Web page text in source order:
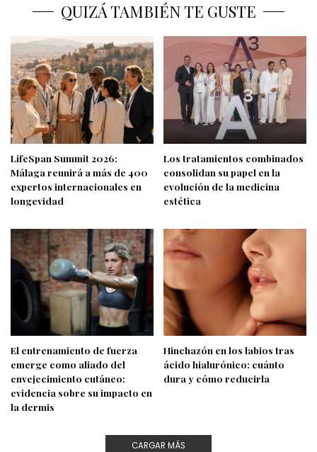
QUIZÁ TAMBIÉN TE GUSTE
LifeSpan Summit 2026:
Málaga reunirá a más de 400
expertos internacionales en
longevidad
Los tratamientos combinados
consolidan su papel en la
evolución de la medicina
estética
El entrenamiento de fuerza
emerge como aliado del
envejecimiento cutáneo:
evidencia sobre su impacto en
la dermis
Hinchazón en los labios tras
ácido hialurónico: cuánto
dura y cómo reducirla
CARGAR MÁS